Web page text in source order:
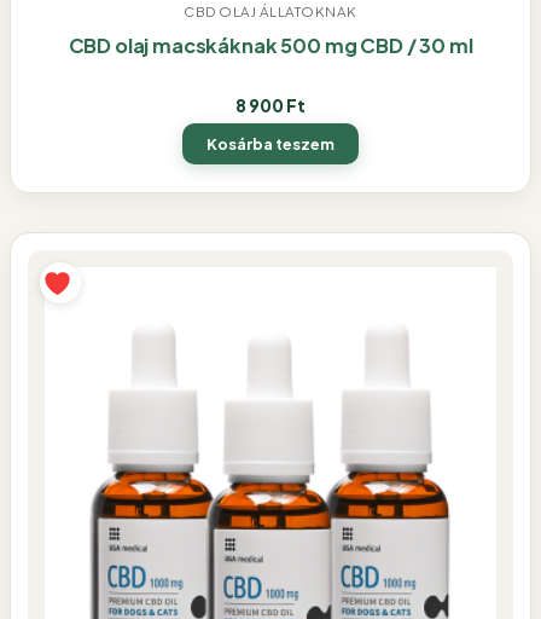
CBD OLAJ ÁLLATOKNAK
CBD olaj macskáknak 500 mg CBD / 30 ml
8 900 Ft
Kosárba teszem